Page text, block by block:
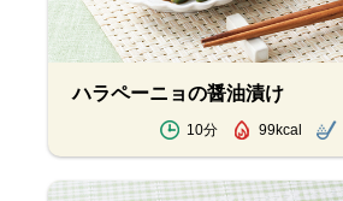
ハラペーニョの醤油漬け
10分 99kcal